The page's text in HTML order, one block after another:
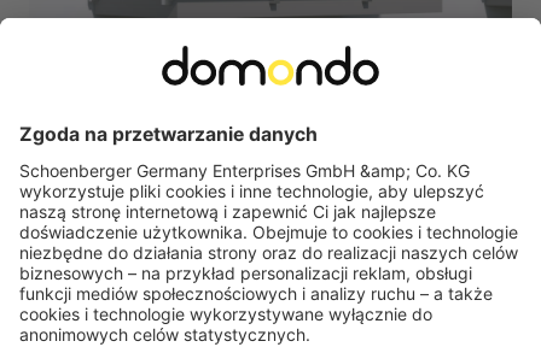
PARAMONDO
Roleta na balkon/markiza pionowa | 140 x 240 cm,
pomarańczowy
Wygodny montaż do ściany lub sufitu
Wytrzymała tkanina Premium HDPE do długotrwałego
użytku na zewnątrz